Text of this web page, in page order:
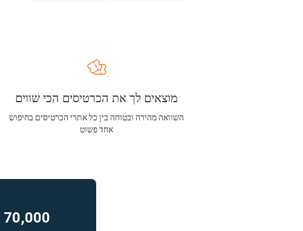
מוצאים לך את הכרטיסים הכי שווים
השוואה מהירה ובטוחה בין כל אתרי הכרטיסים בחיפוש
אחד פשוט
70,000